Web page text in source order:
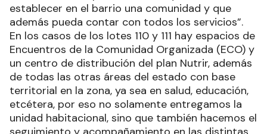
establecer en el barrio una comunidad y que
además pueda contar con todos los servicios”.
En los casos de los lotes 110 y 111 hay espacios de
Encuentros de la Comunidad Organizada (ECO) y
un centro de distribución del plan Nutrir, además
de todas las otras áreas del estado con base
territorial en la zona, ya sea en salud, educación,
etcétera, por eso no solamente entregamos la
unidad habitacional, sino que también hacemos el